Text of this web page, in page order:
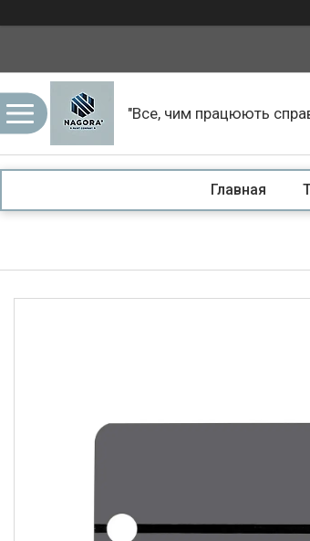
"Все, чим працюють
Главная